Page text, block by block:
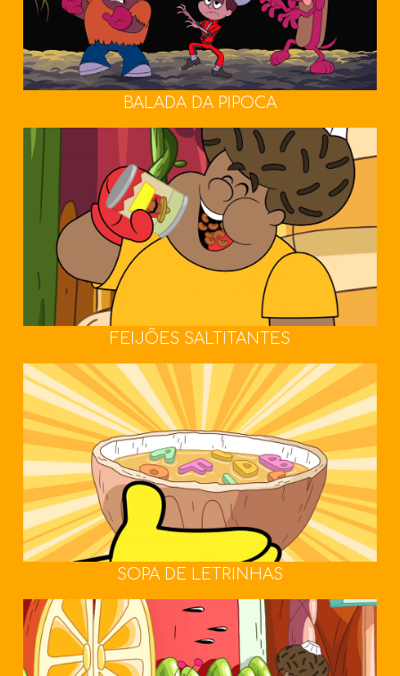
BALADA DA PIPOCA
FEIJÕES SALTITANTES
SOPA DE LETRINHAS